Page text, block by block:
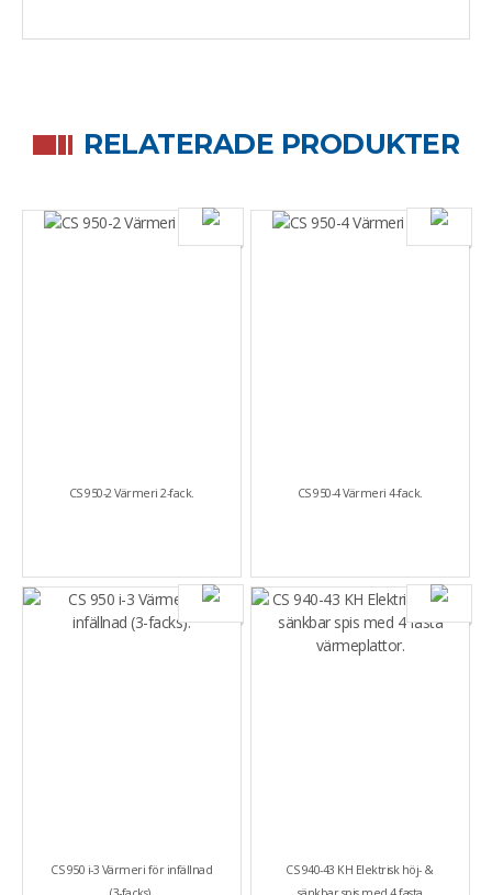
RELATERADE PRODUKTER
CS 950-2 Värmeri 2-fack. CS 950-4 Värmeri 4-fack.
CS 950 i-3 Värmeri för infällnad
CS 940-43 KH Elektrisk höj- &